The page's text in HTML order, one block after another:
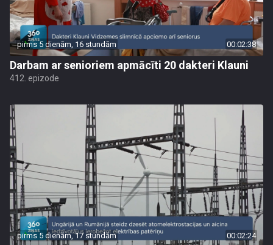
pirms 5 dienām, 16 stundām 00:02:38
Darbam ar senioriem apmācīti 20 dakteri Klauni
412. epizode
pirms 5 dienām, 17 stundām 00:02:24